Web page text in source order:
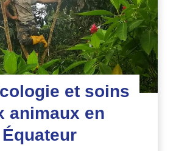
et soins
animaux en
Équateur